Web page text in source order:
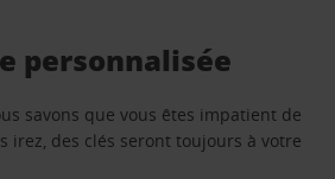
personnalisée
savons que vous êtes impatient de
des clés seront toujours à votre